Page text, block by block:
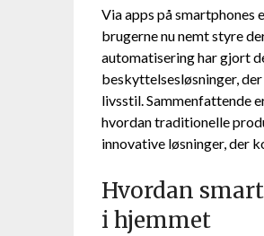
Via apps på smartphones
brugerne nu nemt styre
automatisering har gjort
beskyttelsesløsninger,
livsstil. Sammenfattende
hvordan traditionelle
innovative løsninger, der
Hvordan
i hjemmet